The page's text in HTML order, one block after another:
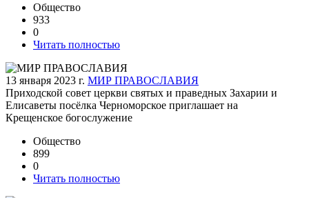
Общество
933
0
Читать полностью
13 января 2023 г. МИР ПРАВОСЛАВИЯ
Приходской совет церкви святых и праведных Захарии и
Елисаветы посёлка Черноморское приглашает на
Крещенское богослужение
Общество
899
0
Читать полностью